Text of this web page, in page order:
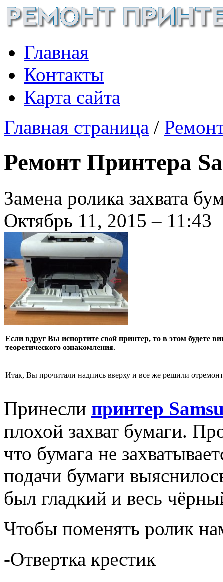
Главная
Контакты
Карта сайта
Главная страница /
Ремонт Принтера
Замена ролика захвата
Октябрь 11, 2015 – 11:43
Если вдруг Вы испортите свой принтер, то в этом будете
теоретического ознакомления.
Итак, Вы прочитали надпись вверху и все же решили
Принесли принтер
плохой захват бумаги.
что бумага не
подачи бумаги
был гладкий и весь
Чтобы поменять ролик
-Отвертка крестик